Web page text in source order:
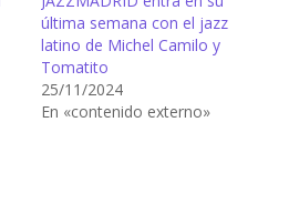
última semana con el jazz
latino de Michel Camilo y
Tomatito
25/11/2024
En «contenido externo»